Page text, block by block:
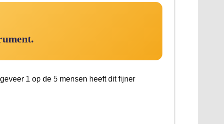
1 op de 5 mensen heeft dit fijner